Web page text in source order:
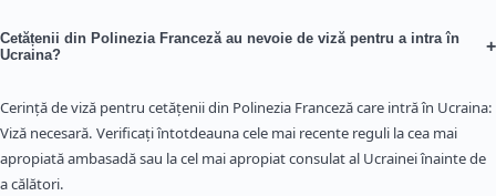
Cetățenii din Polinezia Franceză au nevoie de viză pentru a intra în
Ucraina?
+
Cerință de viză pentru cetățenii din Polinezia Franceză care intră în Ucraina:
Viză necesară. Verificați întotdeauna cele mai recente reguli la cea mai
apropiată ambasadă sau la cel mai apropiat consulat al Ucrainei înainte de
a călători.